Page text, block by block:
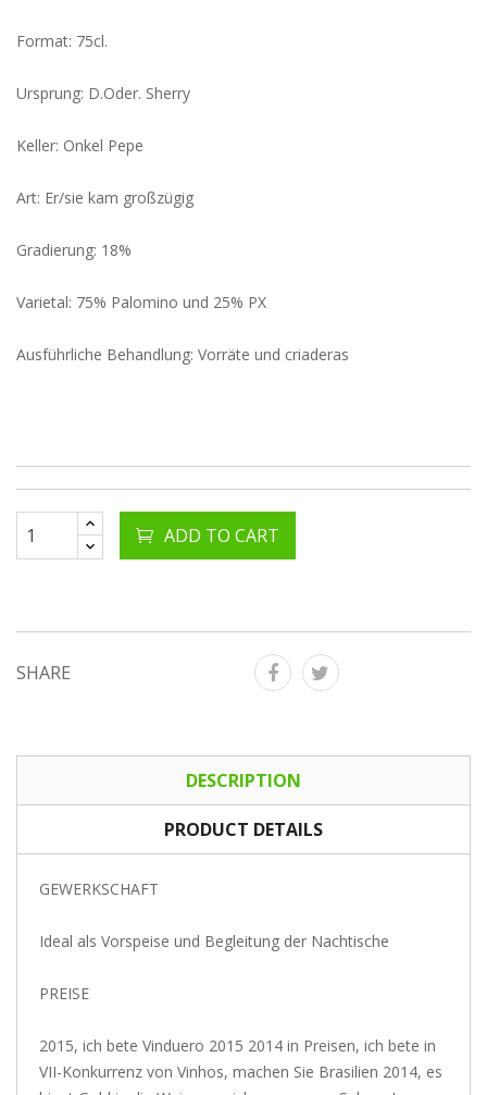
Format: 75cl.
Ursprung: D.Oder. Sherry
Keller: Onkel Pepe
Art: Er/sie kam großzügig
Gradierung: 18%
Varietal: 75% Palomino und 25% PX
Ausführliche Behandlung: Vorräte und criaderas
ADD TO CART
SHARE
DESCRIPTION
PRODUCT DETAILS
GEWERKSCHAFT
Ideal als Vorspeise und Begleitung der Nachtische
PREISE
2015, ich bete Vinduero 2015 2014 in Preisen, ich bete in
VII-Konkurrenz von Vinhos, machen Sie Brasilien 2014, es